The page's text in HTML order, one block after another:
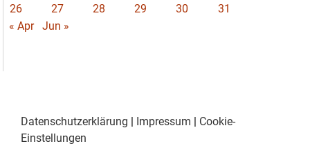
26
27 28 29 30
31
« Apr
Jun »
Datenschutzerklärung Impressum
Cookie-
Einstellungen